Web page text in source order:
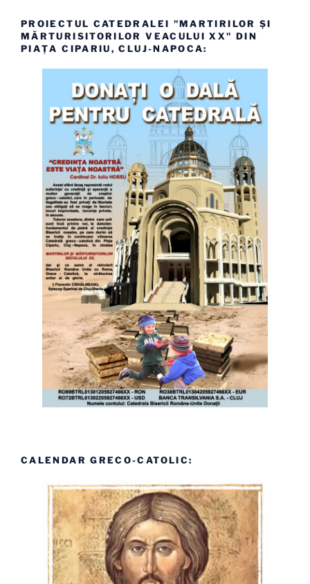
PROIECTUL CATEDRALEI "MARTIRILOR ȘI
MĂRTURISITORILOR VEACULUI XX" DIN
PIAȚA CIPARIU, CLUJ-NAPOCA:
CALENDAR GRECO-CATOLIC: